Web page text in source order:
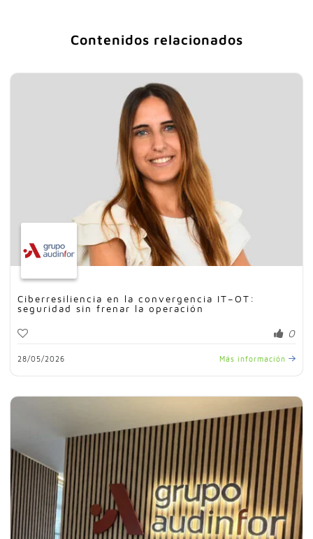
Contenidos relacionados
Ciberresiliencia en la convergencia IT–OT:
seguridad sin frenar la operación
0
28/05/2026 Más información